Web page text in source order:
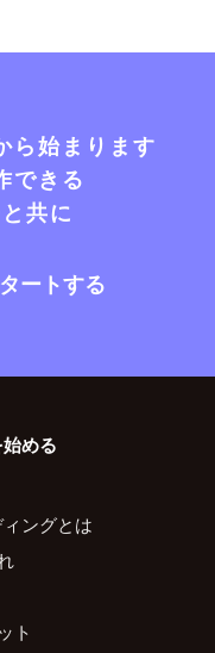
ら始まります
できる
共に
ートする
める
ングとは
ト